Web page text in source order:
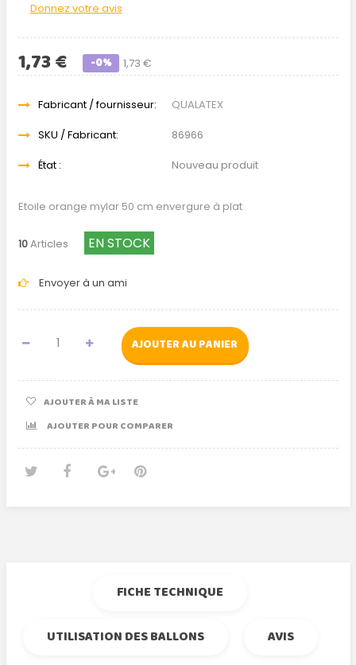
Donnez votre avis
1,73 €
1,73 € -0%
Fabricant / fournisseur:
QUALATEX
SKU / Fabricant:
86966
État :
Nouveau produit
Etoile orange mylar 50 cm envergure à plat
10Articles EN STOCK
Envoyer à un ami
AJOUTER AU PANIER
AJOUTER À MA LISTE
AJOUTER POUR COMPARER
FICHE TECHNIQUE
UTILISATION DES BALLONS
AVIS